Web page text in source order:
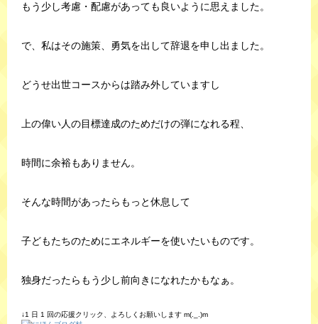
もう少し考慮・配慮があっても良いように思えました。
で、私はその施策、勇気を出して辞退を申し出ました。
どうせ出世コースからは踏み外していますし
上の偉い人の目標達成のためだけの弾になれる程、
時間に余裕もありません。
そんな時間があったらもっと休息して
子どもたちのためにエネルギーを使いたいものです。
独身だったらもう少し前向きになれたかもなぁ。
↓1 日 1 回の応援クリック、よろしくお願いします m(._.)m